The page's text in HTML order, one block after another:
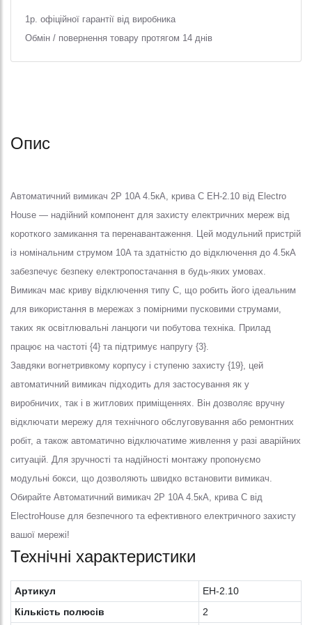
1р. офіційної гарантії від виробника
Обмін / повернення товару протягом 14 днів
Опис
Автоматичний вимикач 2Р 10A 4.5кА, крива C EH-2.10 від Electro
House — надійний компонент для захисту електричних мереж від
короткого замикання та перенавантаження. Цей модульний пристрій
із номінальним струмом 10A та здатністю до відключення до 4.5кА
забезпечує безпеку електропостачання в будь-яких умовах.
Вимикач має криву відключення типу C, що робить його ідеальним
для використання в мережах з помірними пусковими струмами,
таких як освітлювальні ланцюги чи побутова техніка. Прилад
працює на частоті {4} та підтримує напругу {3}.
Завдяки вогнетривкому корпусу і ступеню захисту {19}, цей
автоматичний вимикач підходить для застосування як у
виробничих, так і в житлових приміщеннях. Він дозволяє вручну
відключати мережу для технічного обслуговування або ремонтних
робіт, а також автоматично відключатиме живлення у разі аварійних
ситуацій. Для зручності та надійності монтажу пропонуємо
модульні бокси, що дозволяють швидко встановити вимикач.
Обирайте Автоматичний вимикач 2Р 10A 4.5кА, крива C від
ElectroHouse для безпечного та ефективного електричного захисту
вашої мережі!
Технічні характеристики
Артикул
EH-2.10
Кількість полюсів
2